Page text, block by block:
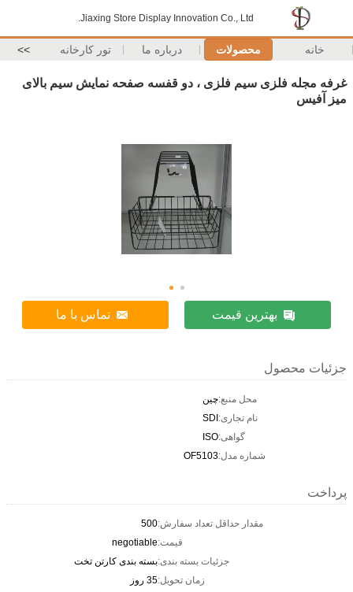
Jiaxing Store Display Innovation Co., Ltd.
خانه محصولات درباره ما تور کارخانه >>
غرفه مجله فلزی سیم فلزی ، دو قفسه صفحه نمایش سیم بالای
میز آفیس
بهترین قیمت تماس با ما
جزئیات محصول
محل منبع:چين
نام تجاری:SDI
گواهی:ISO
شماره مدل:OF5103
پرداخت
مقدار حداقل تعداد سفارش:500
قیمت:negotiable
جزئیات بسته بندی:بسته بندی کارتن تخت
زمان تحویل:35 روز